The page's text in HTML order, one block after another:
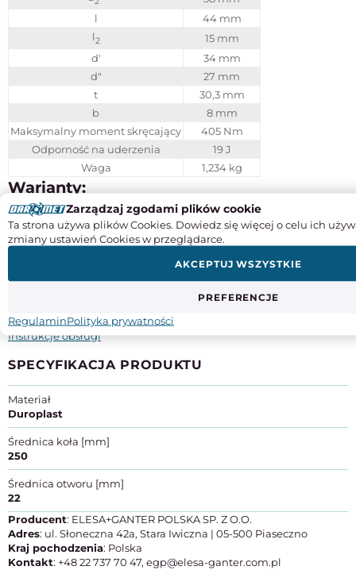
l
44 mm
l2
15 mm
d'
34 mm
d"
27 mm
t
30,3 mm
b
8 mm
Maksymalny moment skręcający
405 Nm
Odporność na uderzenia
19 J
Waga
1,234 kg
Warianty:
TypVR.FP-Abez rękojeści, piasta rozwiercona
TypVR.FP+I-Az rękojeścią obrotową typ I.301+x z duroplastu,
piasta rozwiercona
bez rękojeści, piasta nierozwiercona
Instrukcje obsługi
SPECYFIKACJA PRODUKTU
Materiał
Duroplast
Średnica koła [mm]
250
Średnica otworu [mm]
22
Producent: ELESA+GANTER POLSKA SP. Z O.O.
Adres: ul. Słoneczna 42a, Stara Iwiczna | 05-500 Piaseczno
Kraj pochodzenia: Polska
Kontakt: +48 22 737 70 47, egp@elesa-ganter.com.pl
Zarządzaj zgodami plików cookie
Ta strona używa plików Cookies. Dowiedz się więcej o celu ich
zmiany ustawień Cookies w przeglądarce.
PREFERENCJE
AKCEPTUJ WSZYSTKIE
RegulaminPolityka prywatności